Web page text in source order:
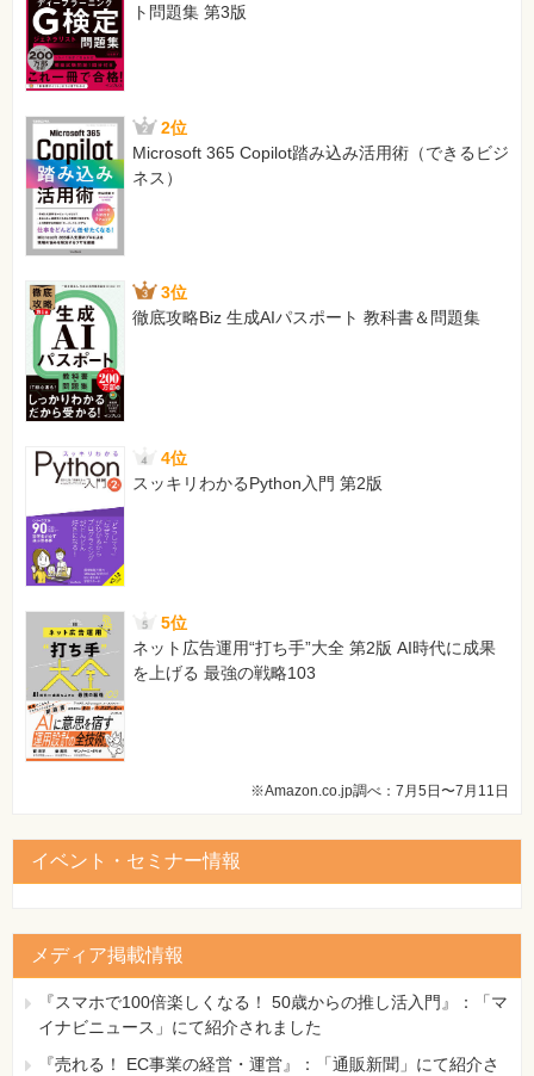
WebクリエーションアウォードWeb人ユニット賞受賞。浦和レッズサポ
『できるポケット＋ Evernote』『できる100ワザツイッター Twitterパ
ンプレスジャパン）、『ツイッター140文字が世界を変える』（マイコ
（日経BP社）など。
http://netafull.net/
いしたにまさき（Twitter：@masakiishitani）
Webサービス・ネット・ガジェットを紹介する考古学的レビューブログ
年メディア芸術祭特別賞、第5回Web クリエーションアウォードWeb人
きるポケット＋ Evernote』『できる100ワザツイッター Twitterパーフ
BP社）など。
みたいもん！
http://mitaimon.cocolog-nifty.com
堀 正岳（Twitter：@mehori）
理学博士。地球温暖化の影響評価と気候モデル解析を中心として研究活
イフハックや仕事術、ツールなどをブログ『Lifehacking.jp』で紹介して
ザツイッター Twitter パーフェクトテクニック』（共著：インプレスジ
術』（共著：技術評論社）、『情報ダイエット仕事術』（大和書房）な
Lifehacking.jp
ト問題集 第3版
2位
Microsoft 365 Copilot踏み込み活用術（できるビジ
ネス）
3位
徹底攻略Biz 生成AIパスポート 教科書＆問題集
4位
スッキリわかるPython入門 第2版
5位
ネット広告運用“打ち手”大全 第2版 AI時代に成果
を上げる 最強の戦略103
※Amazon.co.jp調べ：7月5日〜7月11日
イベント・セミナー情報
メディア掲載情報
『スマホで100倍楽しくなる！ 50歳からの推し活入門』：「マ
イナビニュース」にて紹介されました
『売れる！ EC事業の経営・運営』：「通販新聞」にて紹介さ